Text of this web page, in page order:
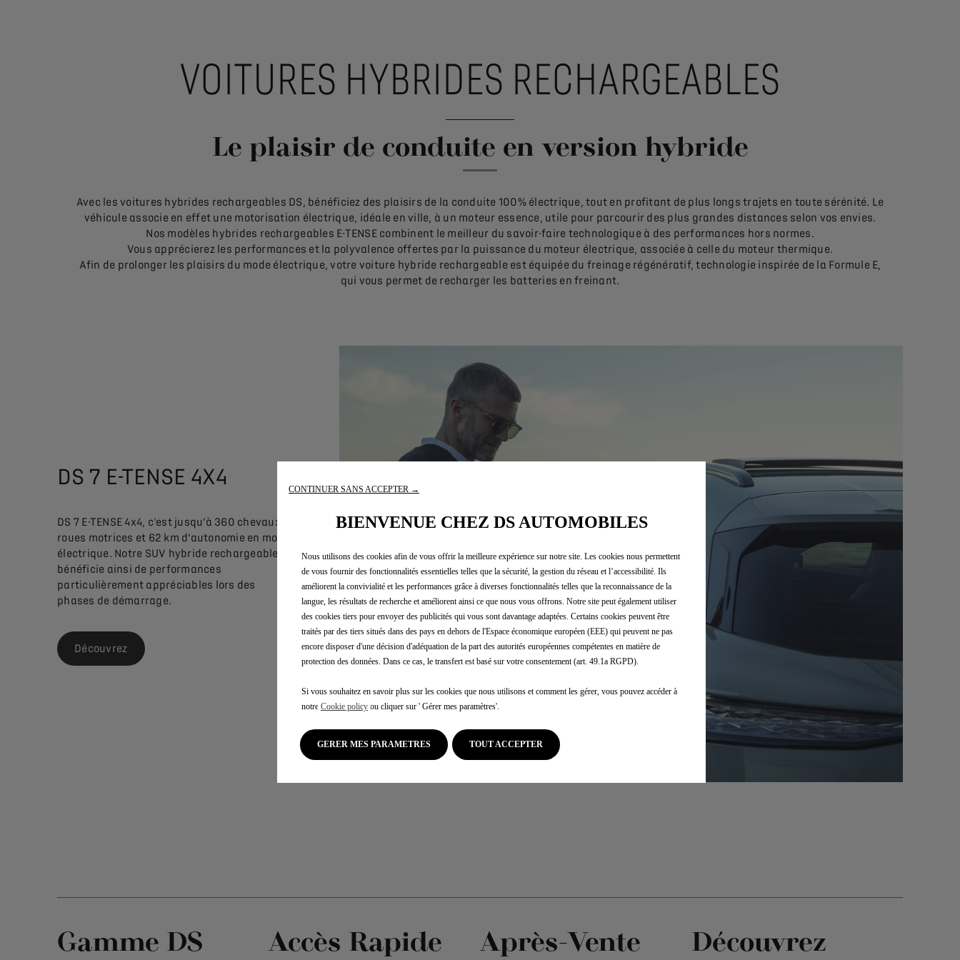
VOITURES HYBRIDES RECHARGEABLES
Le plaisir de conduite en version hybride
Avec les voitures hybrides rechargeables DS, bénéficiez des plaisirs de la conduite 100% électrique, tout en profitant de plus longs trajets en toute sérénité. Le
véhicule associe en effet une motorisation électrique, idéale en ville, à un moteur essence, utile pour parcourir des plus grandes distances selon vos envies.
Nos modèles hybrides rechargeables E-TENSE combinent le meilleur du savoir-faire technologique à des performances hors normes.
Vous apprécierez les performances et la polyvalence offertes par la puissance du moteur électrique, associée à celle du moteur thermique.
Afin de prolonger les plaisirs du mode électrique, votre voiture hybride rechargeable est équipée du freinage régénératif, technologie inspirée de la Formule E,
qui vous permet de recharger les batteries en freinant.
DS 7 E-TENSE 4X4
DS 7 E-TENSE 4x4, c'est jusqu’à 360 chevaux, 4
roues motrices et 62 km d’autonomie en mode
électrique. Notre SUV hybride rechargeable
bénéficie ainsi de performances
particulièrement appréciables lors des
phases de démarrage.
Découvrez
Gamme DS Accès Rapide Après-Vente Découvrez
CONTINUER SANS ACCEPTER →
BIENVENUE CHEZ DS AUTOMOBILES
Nous utilisons des cookies afin de vous offrir la meilleure expérience sur notre site. Les cookies nous permettent
de vous fournir des fonctionnalités essentielles telles que la sécurité, la gestion du réseau et l’accessibilité. Ils
améliorent la convivialité et les performances grâce à diverses fonctionnalités telles que la reconnaissance de la
langue, les résultats de recherche et améliorent ainsi ce que nous vous offrons. Notre site peut également utiliser
des cookies tiers pour envoyer des publicités qui vous sont davantage adaptées. Certains cookies peuvent être
traités par des tiers situés dans des pays en dehors de l'Espace économique européen (EEE) qui peuvent ne pas
encore disposer d'une décision d'adéquation de la part des autorités européennes compétentes en matière de
protection des données. Dans ce cas, le transfert est basé sur votre consentement (art. 49.1a RGPD).
Si vous souhaitez en savoir plus sur les cookies que nous utilisons et comment les gérer, vous pouvez accéder à
notre Cookie policy ou cliquer sur ' Gérer mes paramètres'.
GERER MES PARAMETRES TOUT ACCEPTER